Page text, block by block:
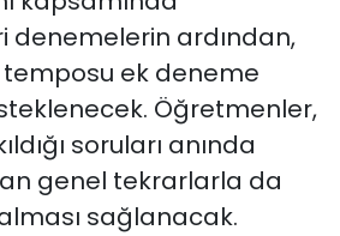
denemelerin ardından,
ek deneme
Öğretmenler,
soruları anında
genel tekrarlarla da
sağlanacak.